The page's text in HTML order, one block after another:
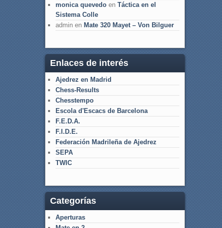
monica quevedoen Táctica en el
Sistema Colle
adminen Mate 320 Mayet – Von Bilguer
Enlaces de interés
Ajedrez en Madrid
Chess-Results
Chesstempo
Escola d'Escacs de Barcelona
F.E.D.A.
F.I.D.E.
Federación Madrileña de Ajedrez
SEPA
TWIC
Categorías
Aperturas